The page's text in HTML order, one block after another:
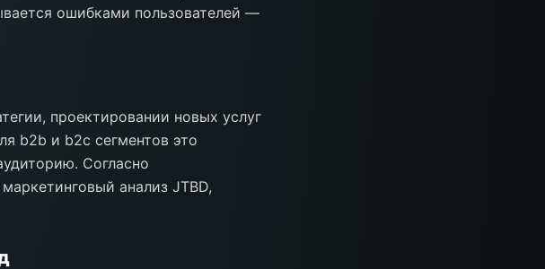
ошибками пользователей —
проектировании новых услуг
b2b и b2c сегментов это
Согласно
анализ JTBD,